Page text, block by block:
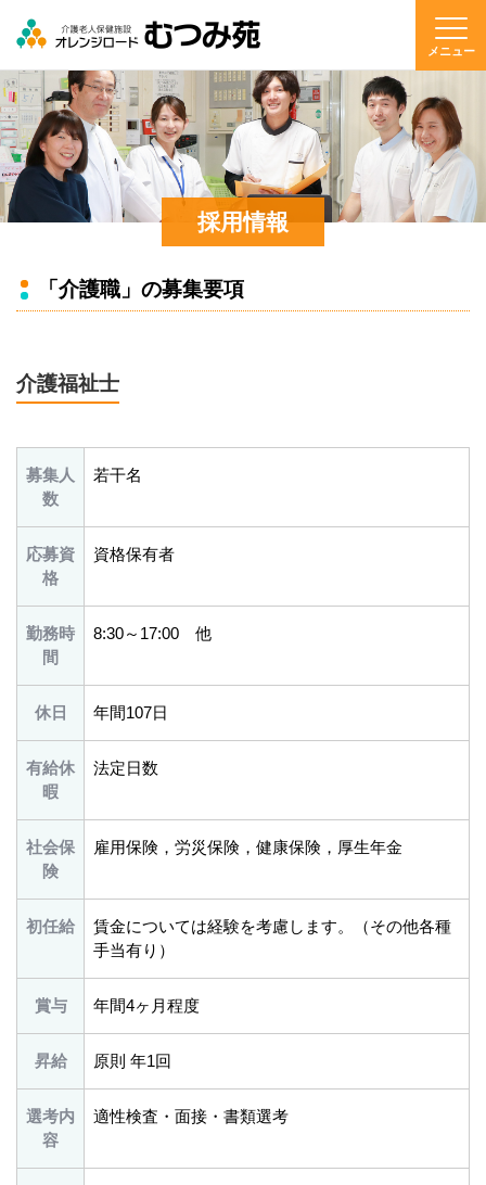
メニュー
採用情報
「介護職」の募集要項
介護福祉士
募集人
数
若干名
応募資
格
資格保有者
勤務時
間
8:30～17:00 他
休日 年間107日
有給休
暇
法定日数
社会保
険
雇用保険，労災保険，健康保険，厚生年金
初任給
賃金については経験を考慮します。（その他各種
手当有り）
賞与 年間4ヶ月程度
昇給 原則 年1回
選考内
容
適性検査・面接・書類選考